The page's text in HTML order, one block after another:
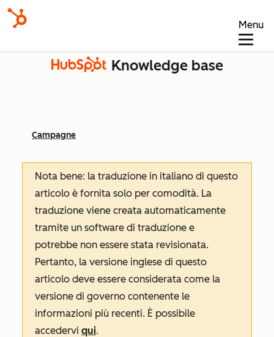
Menu
Knowledge base
Campagne
Nota bene: la traduzione in italiano di questo
articolo è fornita solo per comodità. La
traduzione viene creata automaticamente
tramite un software di traduzione e
potrebbe non essere stata revisionata.
Pertanto, la versione inglese di questo
articolo deve essere considerata come la
versione di governo contenente le
informazioni più recenti. È possibile
accedervi qui.